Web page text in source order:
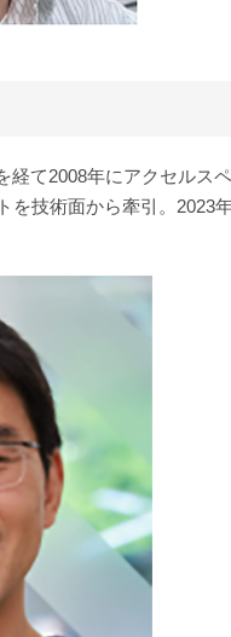
て2008年にアクセルス
技術面から牽引。2023